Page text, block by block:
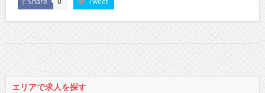
エリアで求人を探す